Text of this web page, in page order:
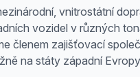
vnitrostátní
vozidel v různých
členem zajišťovací
na státy západní